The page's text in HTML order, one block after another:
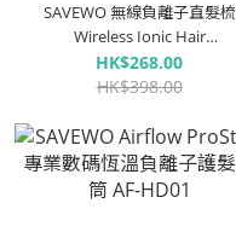
SAVEWO 無線負離子直髮梳
Wireless Ionic Hair
Straightener Brush
HK$268.00
HK$398.00